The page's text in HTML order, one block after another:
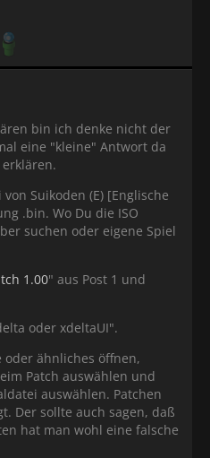
bin ich denke nicht der
eine "kleine" Antwort da
Suikoden (E) [Englische
.bin. Wo Du die ISO
suchen oder eigene Spiel
1.00" aus Post 1 und
oder xdeltaUI".
oder ähnliches öffnen,
Patch auswählen und
auswählen. Patchen
Der sollte auch sagen, daß
hat man wohl eine falsche